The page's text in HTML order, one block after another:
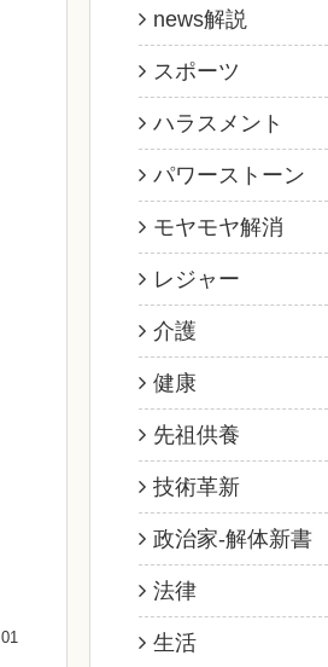
news解説
スポーツ
ハラスメント
パワーストーン
モヤモヤ解消
レジャー
介護
健康
先祖供養
技術革新
政治家‐解体新書
法律
生活